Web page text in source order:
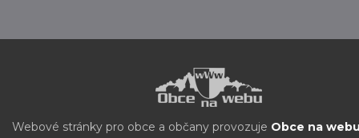
Webové stránky pro obce a občany provozuje Obce na